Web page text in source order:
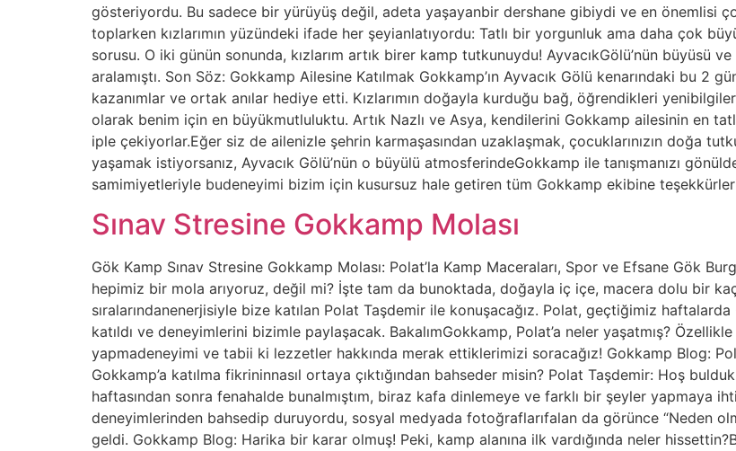
gösteriyordu. Bu sadece bir yürüyüş değil, adeta yaşayanbir dershane gibiydi ve en önemlisi
toplarken kızlarımın yüzündeki ifade her şeyianlatıyordu: Tatlı bir yorgunluk ama daha çok
sorusu. O iki günün sonunda, kızlarım artık birer kamp tutkunuydu! AyvacıkGölü’nün büyüsü
aralamıştı. Son Söz: Gokkamp Ailesine Katılmak Gokkamp’ın Ayvacık Gölü kenarındaki bu
kazanımlar ve ortak anılar hediye etti. Kızlarımın doğayla kurduğu bağ, öğrendikleri
olarak benim için en büyükmutluluktu. Artık Nazlı ve Asya, kendilerini Gokkamp ailesinin en
iple çekiyorlar.Eğer siz de ailenizle şehrin karmaşasından uzaklaşmak, çocuklarınızın doğa
yaşamak istiyorsanız, Ayvacık Gölü’nün o büyülü atmosferindeGokkamp ile tanışmanızı
samimiyetleriyle budeneyimi bizim için kusursuz hale getiren tüm Gokkamp ekibine
Sınav Stresine Gokkamp Molası
Gök Kamp Sınav Stresine Gokkamp Molası: Polat’la Kamp Maceraları, Spor ve Efsane Gök
hepimiz bir mola arıyoruz, değil mi? İşte tam da bunoktada, doğayla iç içe, macera dolu bir
sıralarındanenerjisiyle bize katılan Polat Taşdemir ile konuşacağız. Polat, geçtiğimiz
katıldı ve deneyimlerini bizimle paylaşacak. BakalımGokkamp, Polat’a neler yaşatmış?
yapmadeneyimi ve tabii ki lezzetler hakkında merak ettiklerimizi soracağız! Gokkamp Blog:
Gokkamp’a katılma fikrininnasıl ortaya çıktığından bahseder misin? Polat Taşdemir: Hoş
haftasından sonra fenahalde bunalmıştım, biraz kafa dinlemeye ve farklı bir şeyler yapmaya
deneyimlerinden bahsedip duruyordu, sosyal medyada fotoğraflarıfalan da görünce “Neden
geldi. Gokkamp Blog: Harika bir karar olmuş! Peki, kamp alanına ilk vardığında neler